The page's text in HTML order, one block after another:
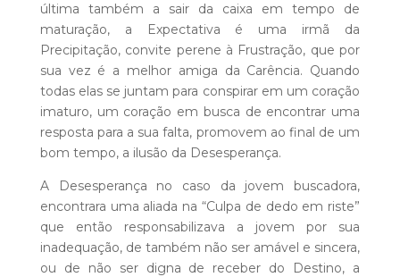
última também a sair da caixa em tempo de
maturação, a Expectativa é uma irmã da
Precipitação, convite perene à Frustração, que por
sua vez é a melhor amiga da Carência. Quando
todas elas se juntam para conspirar em um coração
imaturo, um coração em busca de encontrar uma
resposta para a sua falta, promovem ao final de um
bom tempo, a ilusão da Desesperança.
A Desesperança no caso da jovem buscadora,
encontrara uma aliada na “Culpa de dedo em riste”
que então responsabilizava a jovem por sua
inadequação, de também não ser amável e sincera,
ou de não ser digna de receber do Destino, a